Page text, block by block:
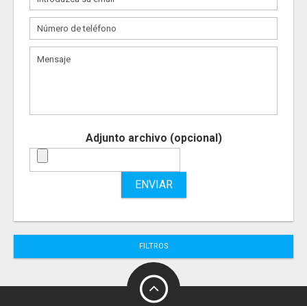
Adjunto archivo (opcional)
ENVIAR
FILTROS